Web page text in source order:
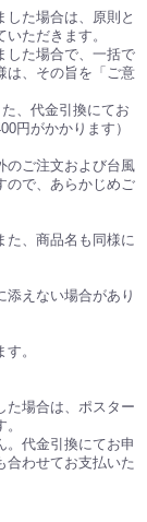
した場合は、原則と
ただきます。
した場合で、一括で
は、その旨を「ご意
、代金引換にてお
円がかかります）
のご注文および台風
ので、あらかじめご
た、商品名も同様に
添えない場合があり
。
た場合は、ポスター
。代金引換にてお申
合わせてお支払いた